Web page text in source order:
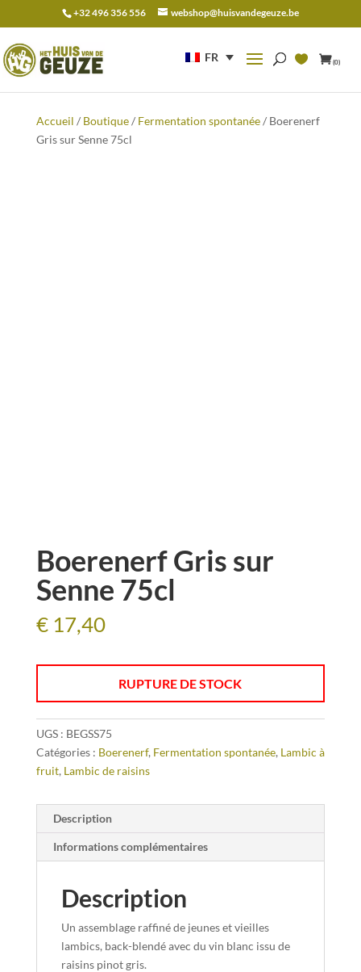
+32 496 356 556 webshop@huisvandegeuze.be
FR (0)
pour :
Accueil / Boutique/ Fermentation spontanée/ Boerenerf
Gris sur Senne 75cl
Boerenerf Gris sur
Senne 75cl
€17,40
RUPTURE DE STOCK
UGS : BEGSS75
Catégories : Boerenerf, Fermentation spontanée, Lambic à
fruit, Lambic de raisins
Description
Informations complémentaires
Description
Un assemblage raffiné de jeunes et vieilles
lambics, back-blendé avec du vin blanc issu de
raisins pinot gris.